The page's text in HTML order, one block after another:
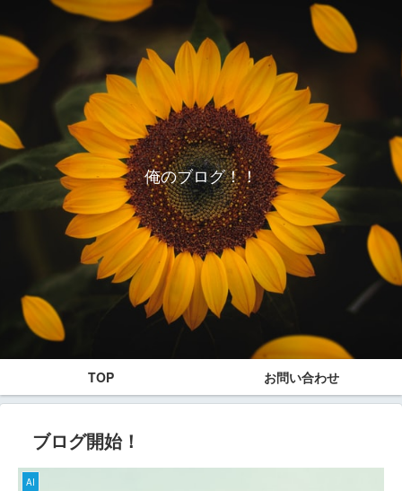
俺のブログ！！
TOP お問い合わせ
ブログ開始！
AI